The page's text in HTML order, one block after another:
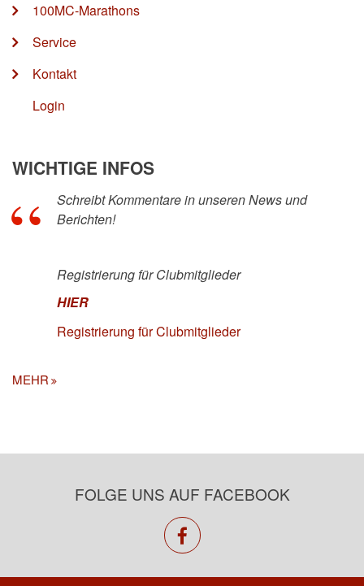
100MC-Marathons
Service
Kontakt
Login
WICHTIGE INFOS
Schreibt Kommentare in unseren News und
Berichten!
Registrierung für Clubmitglieder
HIER
Registrierung für Clubmitglieder
MEHR
FOLGE UNS AUF FACEBOOK
facebook